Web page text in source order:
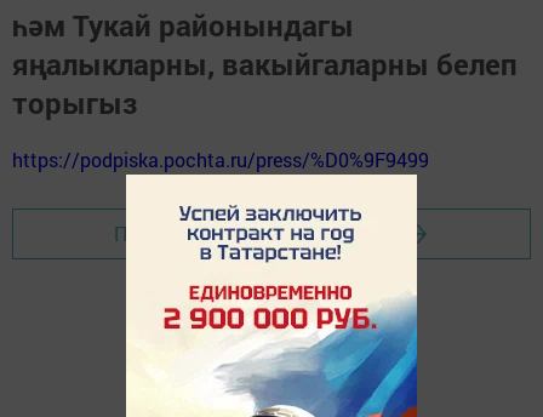
һәм Тукай районындагы
яңалыкларны, вакыйгаларны белеп
торыгыз
https://podpiska.pochta.ru/press/%D0%9F9499
Перейти на страницу новости